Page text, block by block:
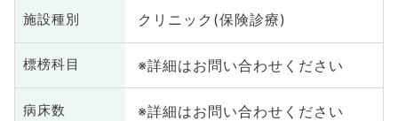
施設種別 クリニック(保険診療)
標榜科目 ※詳細はお問い合わせください
病床数 ※詳細はお問い合わせください